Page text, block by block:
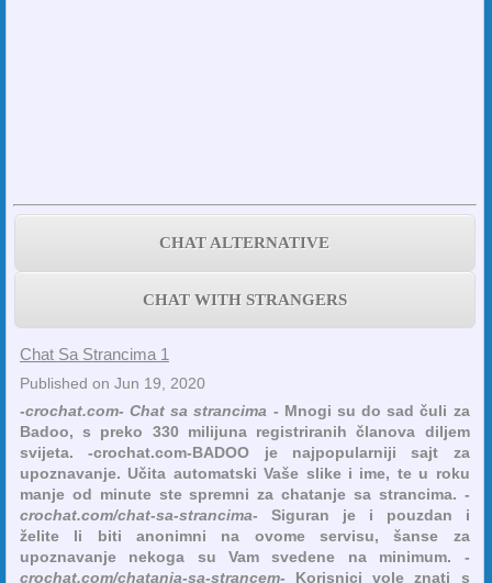
CHAT ALTERNATIVE
CHAT WITH STRANGERS
Chat Sa Strancima 1
Published on Jun 19, 2020
-crochat.com- Chat sa strancima - Mnogi su do sad čuli za
Badoo, s preko 330 milijuna registriranih članova diljem
svijeta. -crochat.com-BADOO je najpopularniji sajt za
upoznavanje. Učita automatski Vaše slike i ime, te u roku
manje od minute ste spremni za chatanje sa strancima. -
crochat.com/chat-sa-strancima- Siguran je i pouzdan i
želite li biti anonimni na ovome servisu, šanse za
upoznavanje nekoga su Vam svedene na minimum. -
crochat.com/chatanja-sa-strancem- Korisnici vole znati s